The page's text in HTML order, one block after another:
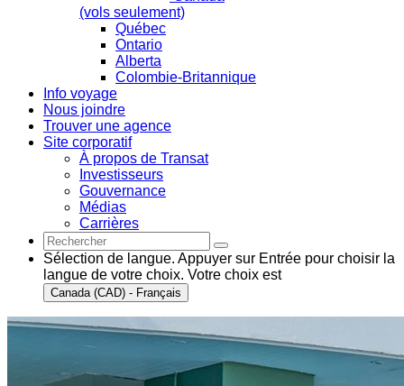
(vols seulement)
Québec
Ontario
Alberta
Colombie-Britannique
Info voyage
Nous joindre
Trouver une agence
Site corporatif
À propos de Transat
Investisseurs
Gouvernance
Médias
Carrières
Sélection de langue. Appuyer sur Entrée pour choisir la
langue de votre choix. Votre choix est
Canada (CAD) - Français